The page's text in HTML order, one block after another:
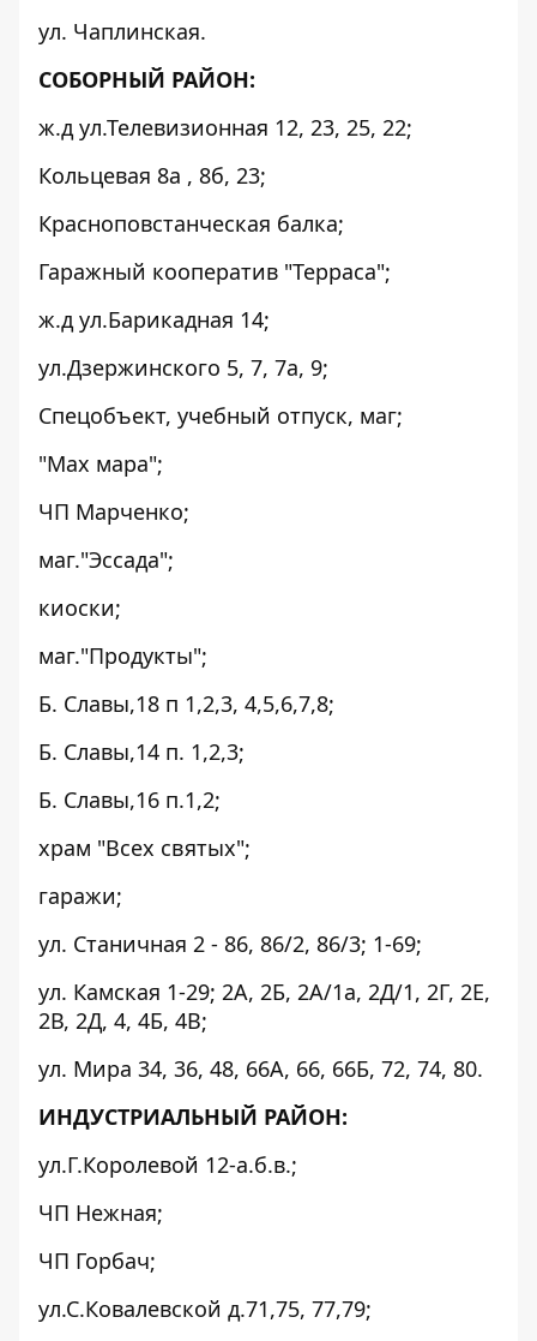
ул. Чаплинская.
СОБОРНЫЙ РАЙОН:
ж.д ул.Телевизионная 12, 23, 25, 22;
Кольцевая 8а , 8б, 23;
Красноповстанческая балка;
Гаражный кооператив "Терраса";
ж.д ул.Барикадная 14;
ул.Дзержинского 5, 7, 7а, 9;
Спецобъект, учебный отпуск, маг;
"Мах мара";
ЧП Марченко;
маг."Эссада";
киоски;
маг."Продукты";
Б. Славы,18 п 1,2,3, 4,5,6,7,8;
Б. Славы,14 п. 1,2,3;
Б. Славы,16 п.1,2;
храм "Всех святых";
гаражи;
ул. Станичная 2 - 86, 86/2, 86/3; 1-69;
ул. Камская 1-29; 2А, 2Б, 2А/1а, 2Д/1, 2Г, 2Е,
2В, 2Д, 4, 4Б, 4В;
ул. Мира 34, 36, 48, 66А, 66, 66Б, 72, 74, 80.
ИНДУСТРИАЛЬНЫЙ РАЙОН:
ул.Г.Королевой 12-а.б.в.;
ЧП Нежная;
ЧП Горбач;
ул.С.Ковалевской д.71,75, 77,79;